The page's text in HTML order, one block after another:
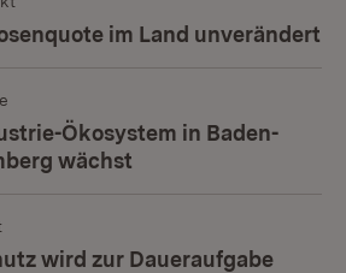
im Land unverändert
Ökosystem in Baden-
wächst
wird zur Daueraufgabe